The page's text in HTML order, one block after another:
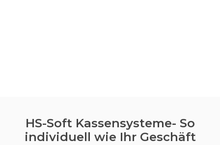
HS-Soft Kassensysteme- So
individuell wie Ihr Geschäft